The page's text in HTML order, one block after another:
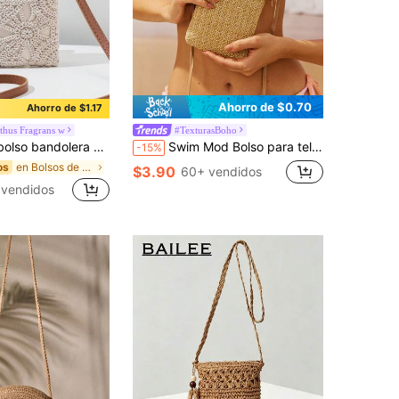
Ahorro de $1.17
Fragrans w
para la playa, bolso sobre elegante, bolso bandolera versátil de estilo Ins para vacaciones y artículos esenciales de playa, Vacationcore
en Bolsos de crochet Crossbody de mujer
Ahorro de $0.70
#TexturasBoho
-15% Swim Mod Bolso para teléfono móvil de paja trenzada de moda con correa cruzada, bolsa de playa llamativa de verano, bolsa de playa de paja de verano para mujer, bolsa de verano de vacaciones, bolsa de playa esencial para mujeres para vacaciones y días festivos, bolso de vacaciones talla grande reciente
$3.90 60+ vendidos